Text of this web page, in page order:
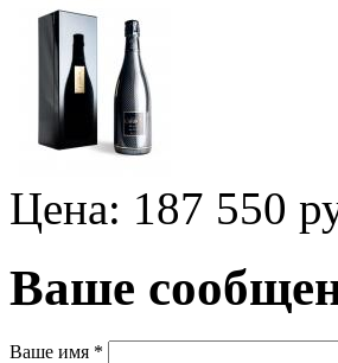
Цена: 187 550
Ваше
Ваше имя *